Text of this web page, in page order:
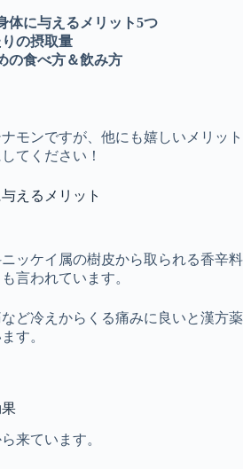
体に与えるメリット5つ
の摂取量
の食べ方＆飲み方
モンですが、他にも嬉しいメリット
てください！
えるメリット
ッケイ属の樹皮から取られる香辛料
言われています。
ど冷えからくる痛みに良いと漢方薬
す。
来ています。